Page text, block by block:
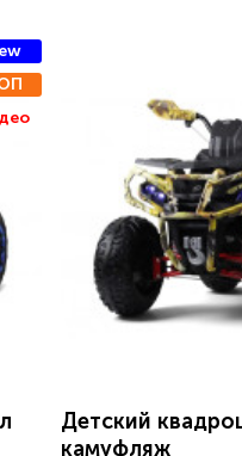
Детский
камуфляж